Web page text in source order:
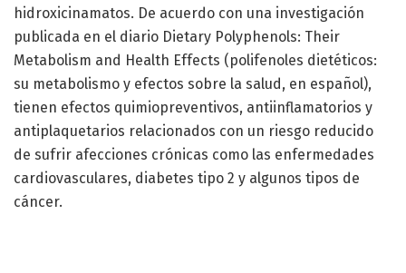
hidroxicinamatos. De acuerdo con una investigación
publicada en el diario Dietary Polyphenols: Their
Metabolism and Health Effects (polifenoles dietéticos:
su metabolismo y efectos sobre la salud, en español),
tienen efectos quimiopreventivos, antiinflamatorios y
antiplaquetarios relacionados con un riesgo reducido
de sufrir afecciones crónicas como las enfermedades
cardiovasculares, diabetes tipo 2 y algunos tipos de
cáncer.